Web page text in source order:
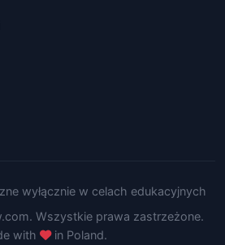
wyłącznie w celach edukacyjnych
Wszystkie prawa zastrzeżone.
with
in Poland.